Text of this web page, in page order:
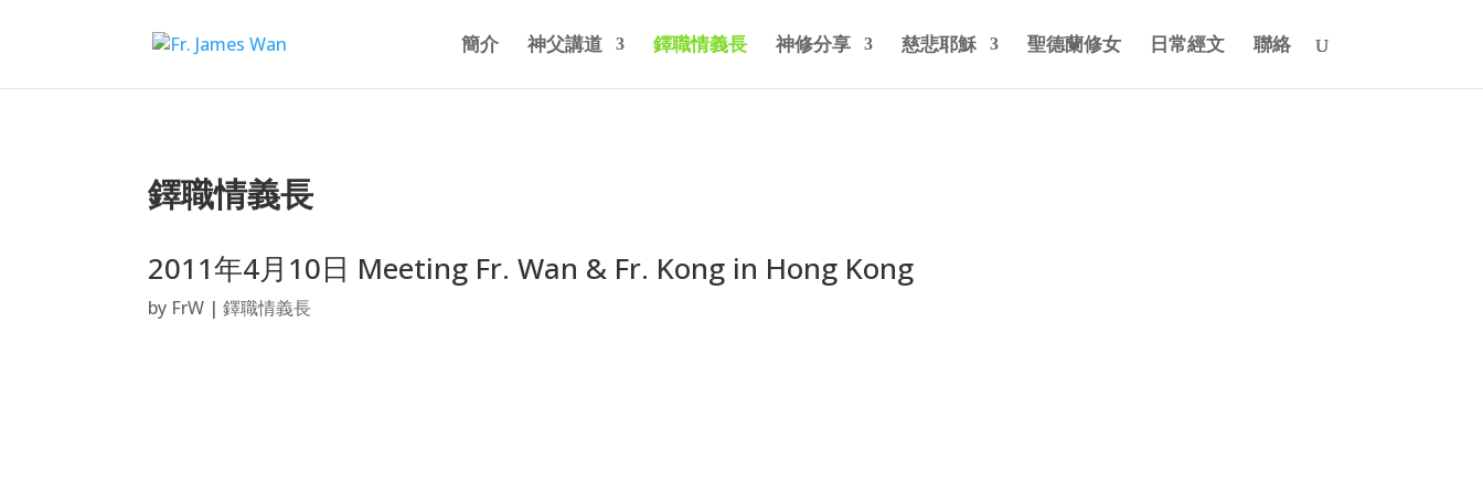
簡介 神父講道 鐸職情義長 神修分享 慈悲耶穌 聖德蘭修女 日常經文 聯絡
鐸職情義長
2011年4月10日 Meeting Fr. Wan & Fr. Kong in Hong Kong
by FrW |鐸職情義長